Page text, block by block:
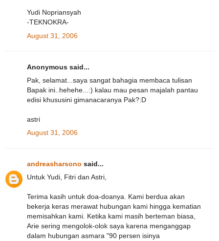
Yudi Nopriansyah
-TEKNOKRA-
August 31, 2006
Anonymous said...
Pak, selamat...saya sangat bahagia membaca tulisan
Bapak ini..hehehe...:) kalau mau pesan majalah pantau
edisi khususini gimanacaranya Pak?:D
astri
August 31, 2006
andreasharsono said...
Untuk Yudi, Fitri dan Astri,
Terima kasih untuk doa-doanya. Kami berdua akan
bekerja keras merawat hubungan kami hingga kematian
memisahkan kami. Ketika kami masih berteman biasa,
Arie sering mengolok-olok saya karena menganggap
dalam hubungan asmara "90 persen isinya